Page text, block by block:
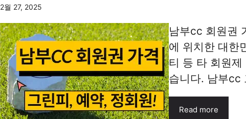
2월 27, 2025
남부cc 회원권
에 위치한 대한
티 등 타 회원
습니다. 남부cc
Read more